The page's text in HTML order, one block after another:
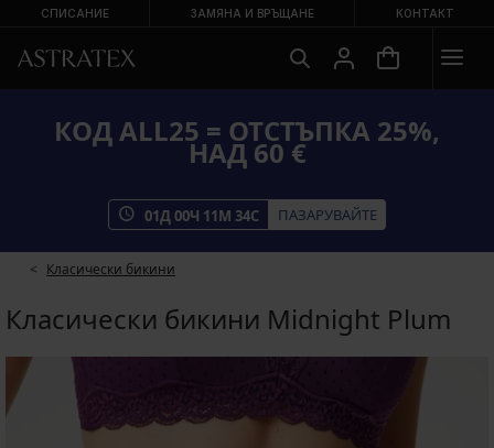
СПИСАНИЕ ЗАМЯНА И ВРЪЩАНЕ КОНТАКТ
КОД ALL25 = ОТСТЪПКА 25%,
НАД 60 €
01Д00Ч 11М 33С ПАЗАРУВАЙТЕ
Класически бикини
Класически бикини Midnight Plum